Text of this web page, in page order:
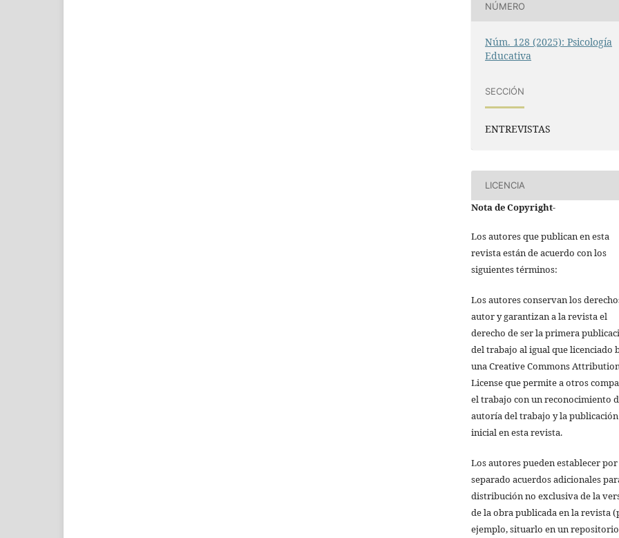
NÚMERO
Núm. 128 (2025): Psicología
Educativa
SECCIÓN
ENTREVISTAS
LICENCIA
Nota de Copyright-
Los autores que publican en esta
revista están de acuerdo con los
siguientes términos:
Los autores conservan los
autor y garantizan a la revista el
derecho de ser la primera
del trabajo al igual que licenciado
una Creative Commons
License que permite a otros
el trabajo con un reconocimiento
autoría del trabajo y la publicación
inicial en esta revista.
Los autores pueden establecer por
separado acuerdos adicionales
distribución no exclusiva de la
de la obra publicada en la revista
ejemplo, situarlo en un repositorio